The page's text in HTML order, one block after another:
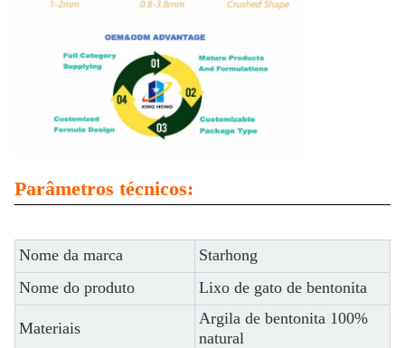
Parâmetros técnicos:
Nome da marca
Starhong
Nome do produto
Lixo de gato de bentonita
Materiais
Argila de bentonita 100%
natural